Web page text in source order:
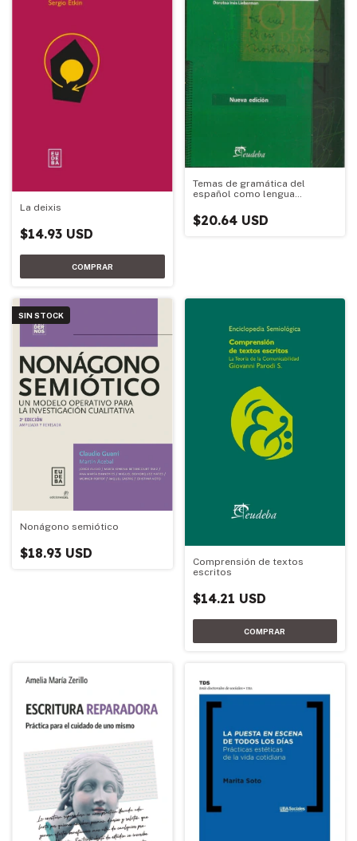
La deixis
$14.93 USD
Temas de gramática del
español como lengua
$20.64 USD
SIN STOCK
Nonágono semiótico
$18.93 USD
Comprensión de textos
escritos
$14.21 USD